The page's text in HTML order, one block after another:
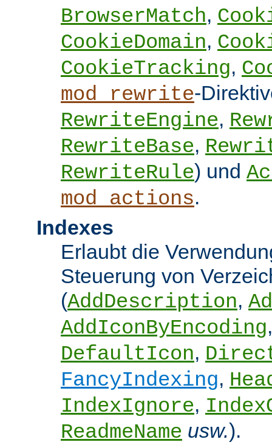
BrowserMatch,
CookieDomain,
CookieTracking,
mod_rewrite-
RewriteEngine,
RewriteBase,
RewriteRule) und
mod_actions.
Indexes
Erlaubt die
Steuerung von
(AddDescription,
AddIconByEncoding
DefaultIcon,
FancyIndexing,
IndexIgnore,
ReadmeName usw.).